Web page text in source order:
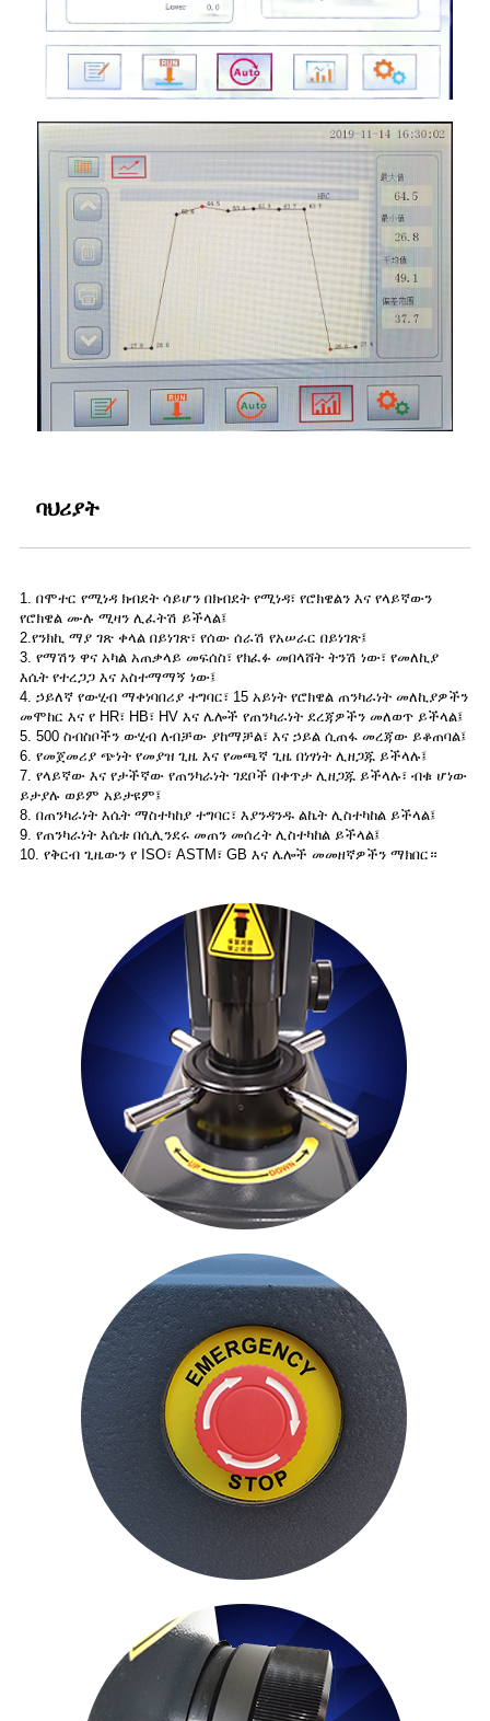
ባህሪያት
1. በሞተር የሚነዳ ክብደት ሳይሆን በክብደት የሚነዳ፣ የሮክዌልን እና የላይኛውን
የሮክዌል ሙሉ ሚዛን ሊፈትሽ ይችላል፤
2.የንክኪ ማያ ገጽ ቀላል በይነገጽ፣ የሰው ሰራሽ የአሠራር በይነገጽ፤
3. የማሽን ዋና አካል አጠቃላይ መፍሰስ፣ የክፈፉ መበላሸት ትንሽ ነው፣ የመለኪያ
እሴት የተረጋጋ እና አስተማማኝ ነው፤
4. ኃይለኛ የውሂብ ማቀነባበሪያ ተግባር፣ 15 አይነት የሮክዌል ጠንካራነት መለኪያዎችን
መሞከር እና የ HR፣ HB፣ HV እና ሌሎች የጠንካራነት ደረጃዎችን መለወጥ ይችላል፤
5. 500 ስብስቦችን ውሂብ ለብቻው ያከማቻል፣ እና ኃይል ሲጠፋ መረጃው ይቆጠባል፤
6. የመጀመሪያ ጭነት የመያዝ ጊዜ እና የመጫኛ ጊዜ በነፃነት ሊዘጋጁ ይችላሉ፤
7. የላይኛው እና የታችኛው የጠንካራነት ገደቦች በቀጥታ ሊዘጋጁ ይችላሉ፣ ብቁ ሆነው
ይታያሉ ወይም አይታዩም፤
8. በጠንካራነት እሴት ማስተካከያ ተግባር፣ እያንዳንዱ ልኬት ሊስተካከል ይችላል፤
9. የጠንካራነት እሴቱ በሲሊንደሩ መጠን መሰረት ሊስተካከል ይችላል፤
10. የቅርብ ጊዜውን የ ISO፣ ASTM፣ GB እና ሌሎች መመዘኛዎችን ማክበር።